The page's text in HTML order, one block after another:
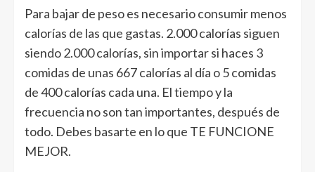
Para bajar de peso es necesario consumir menos
calorías de las que gastas. 2.000 calorías siguen
siendo 2.000 calorías, sin importar si haces 3
comidas de unas 667 calorías al día o 5 comidas
de 400 calorías cada una. El tiempo y la
frecuencia no son tan importantes, después de
todo. Debes basarte en lo que TE FUNCIONE
MEJOR.